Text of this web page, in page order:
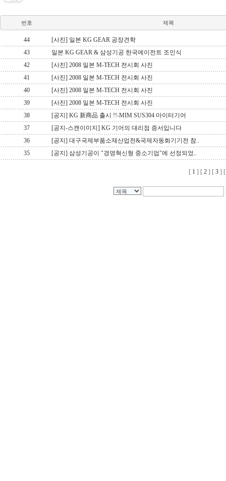
번호 제목
44
[사진] 일본 KG GEAR 공장견학
43
일본 KG GEAR & 삼성기공 한국에이전트 조인식
42
[사진] 2008 일본 M-TECH 전시회 사진
41
[사진] 2008 일본 M-TECH 전시회 사진
40
[사진] 2008 일본 M-TECH 전시회 사진
39
[사진] 2008 일본 M-TECH 전시회 사진
38
[공지] KG 新商品 출시 !!-MIM SUS304 마이터기어
37
[공지-스캔이미지] KG 기어의 대리점 증서입니다
36
[공지] 대구국제부품소재산업전&국제자동화기기전 참..
35
[공지] 삼성기공이 "경영혁신형 중소기업"에 선정되었..
[ 1 ] [ 2] [ 3]